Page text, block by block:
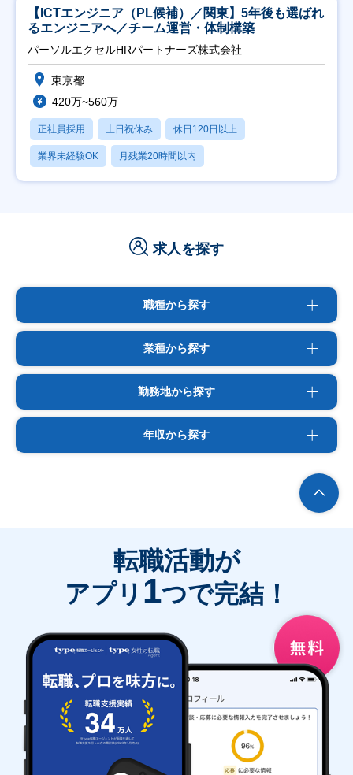
【ICTエンジニア（PL候補）／関東】5年後も選ばれ
るエンジニアへ／チーム運営・体制構築
パーソルエクセルHRパートナーズ株式会社
東京都
420万~560万
正社員採用 土日祝休み 休日120日以上
業界未経験OK 月残業20時間以内
求人を探す
職種から探す
業種から探す
勤務地から探す
年収から探す
転職活動が
アプリ 1つで完結！